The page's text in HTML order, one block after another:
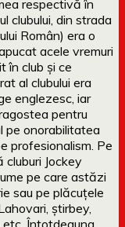
respectivă în
clubului, din strada
Român) era o
acele vremuri
în club și ce
al clubului era
englezesc, iar
pentru
pe onorabilitatea
profesionalism. Pe
cluburi Jockey
pe care astăzi
sau pe plăcuțele
știrbey,
etc. Întotdeauna